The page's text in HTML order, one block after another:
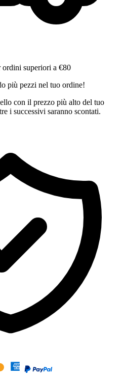
ordini superiori a €80
più pezzi nel tuo ordine!
con il prezzo più alto del tuo
i successivi saranno scontati.